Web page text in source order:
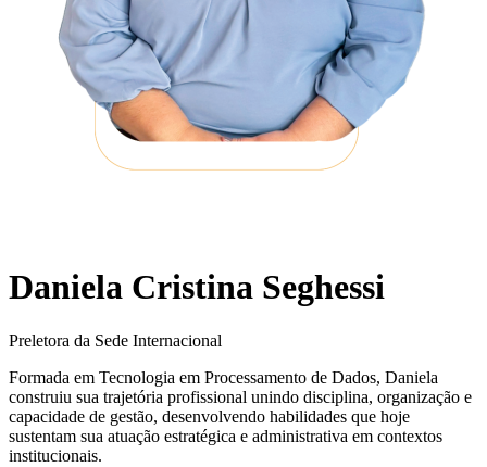
Daniela Cristina Seghessi
Preletora da Sede Internacional
Formada em Tecnologia em Processamento de Dados, Daniela
construiu sua trajetória profissional unindo disciplina, organização e
capacidade de gestão, desenvolvendo habilidades que hoje
sustentam sua atuação estratégica e administrativa em contextos
institucionais.